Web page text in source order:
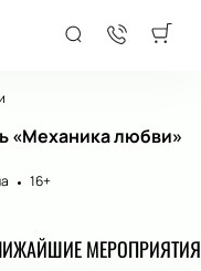
«Механика любви»
16+
МЕРОПРИЯТИЯ